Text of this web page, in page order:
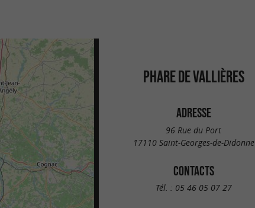
PHARE DE VALLIÈRES
ADRESSE
96 Rue du Port
17110 Saint-Georges-de-Didonne
CONTACTS
Tél. : 05 46 05 07 27